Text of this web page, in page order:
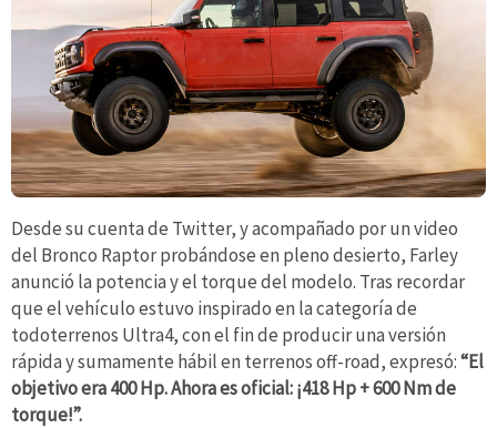
Desde su cuenta de Twitter, y acompañado por un video
del Bronco Raptor probándose en pleno desierto, Farley
anunció la potencia y el torque del modelo. Tras recordar
que el vehículo estuvo inspirado en la categoría de
todoterrenos Ultra4, con el fin de producir una versión
rápida y sumamente hábil en terrenos off-road, expresó:“El
objetivo era 400 Hp. Ahora es oficial: ¡418 Hp + 600 Nm de
torque!”.